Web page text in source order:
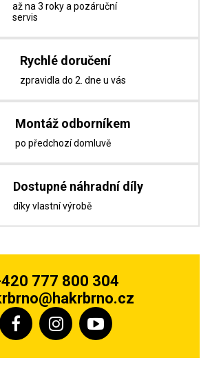
až na 3 roky a pozáruční
servis
Rychlé doručení
zpravidla do 2. dne u vás
Montáž odborníkem
po předchozí domluvě
Dostupné náhradní díly
díky vlastní výrobě
777 800 304